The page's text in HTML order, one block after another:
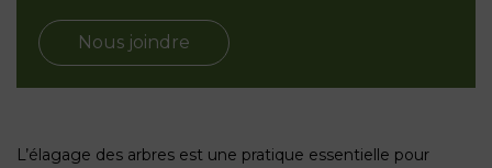
Nous joindre
L’élagage des arbres est une pratique essentielle pour